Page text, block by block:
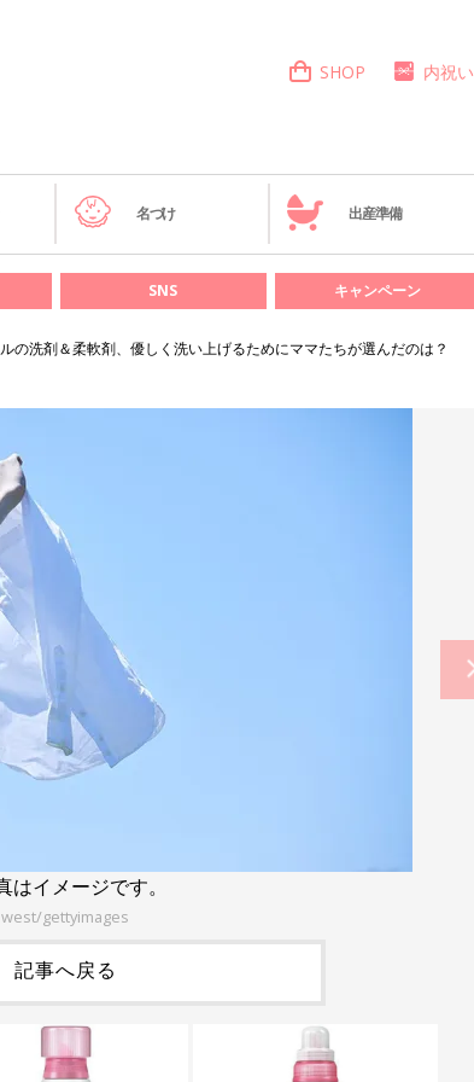
SHOP 内祝い
名づけ 出産準備
SNS キャンペーン
の洗剤＆柔軟剤、優しく洗い上げるためにママたちが選んだのは？
はイメージです。
west/gettyimages
記事へ戻る